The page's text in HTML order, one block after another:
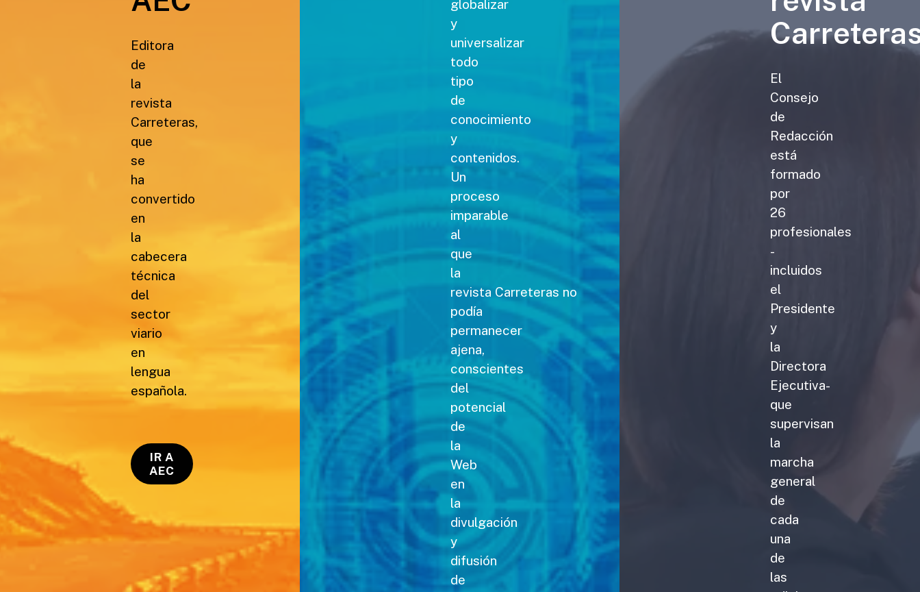
Editora
de
la
revista
Carreteras,
que
se
ha
convertido
en
la
cabecera
técnica
del
sector
viario
en
lengua
española.
IR A
AEC
globalizar
y
universalizar
todo
tipo
de
conocimiento
y
contenidos.
Un
proceso
imparable
al
que
la
revista Carreteras no
podía
permanecer
ajena,
conscientes
del
potencial
de
la
Web
en
la
divulgación
y
difusión
de
El
Consejo
de
Redacción
está
formado
por
26
profesionales
-
incluidos
el
Presidente
y
la
Directora
Ejecutiva-
que
supervisan
la
marcha
general
de
cada
una
de
las